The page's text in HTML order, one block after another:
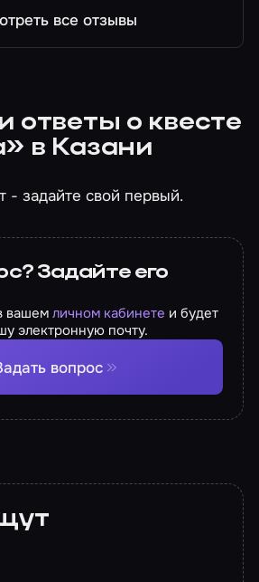
все отзывы
ответы о квесте
в Казани
- задайте свой первый.
Задайте его
вашемличном кабинете и будет
электронную почту.
вопрос